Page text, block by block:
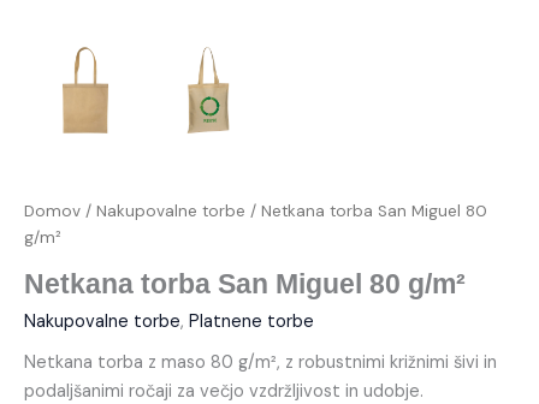
Domov / Nakupovalne torbe / Netkana torba San Miguel 80
g/m²
Netkana torba San Miguel 80 g/m²
Nakupovalne torbe, Platnene torbe
Netkana torba z maso 80 g/m², z robustnimi križnimi šivi in
podaljšanimi ročaji za večjo vzdržljivost in udobje.